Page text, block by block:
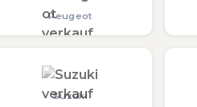
Peugeot
Suzuki